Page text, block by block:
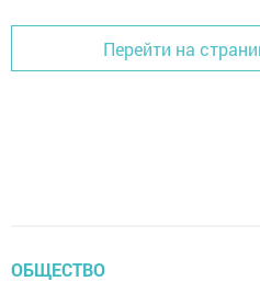
Перейти на
ОБЩЕСТВО